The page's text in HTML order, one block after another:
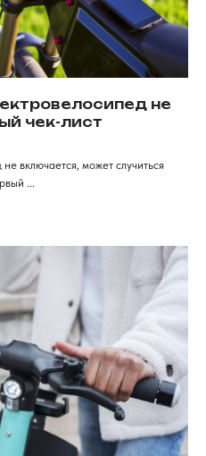
не
чек-лист
включается, может случиться
...
и защита
и оплата